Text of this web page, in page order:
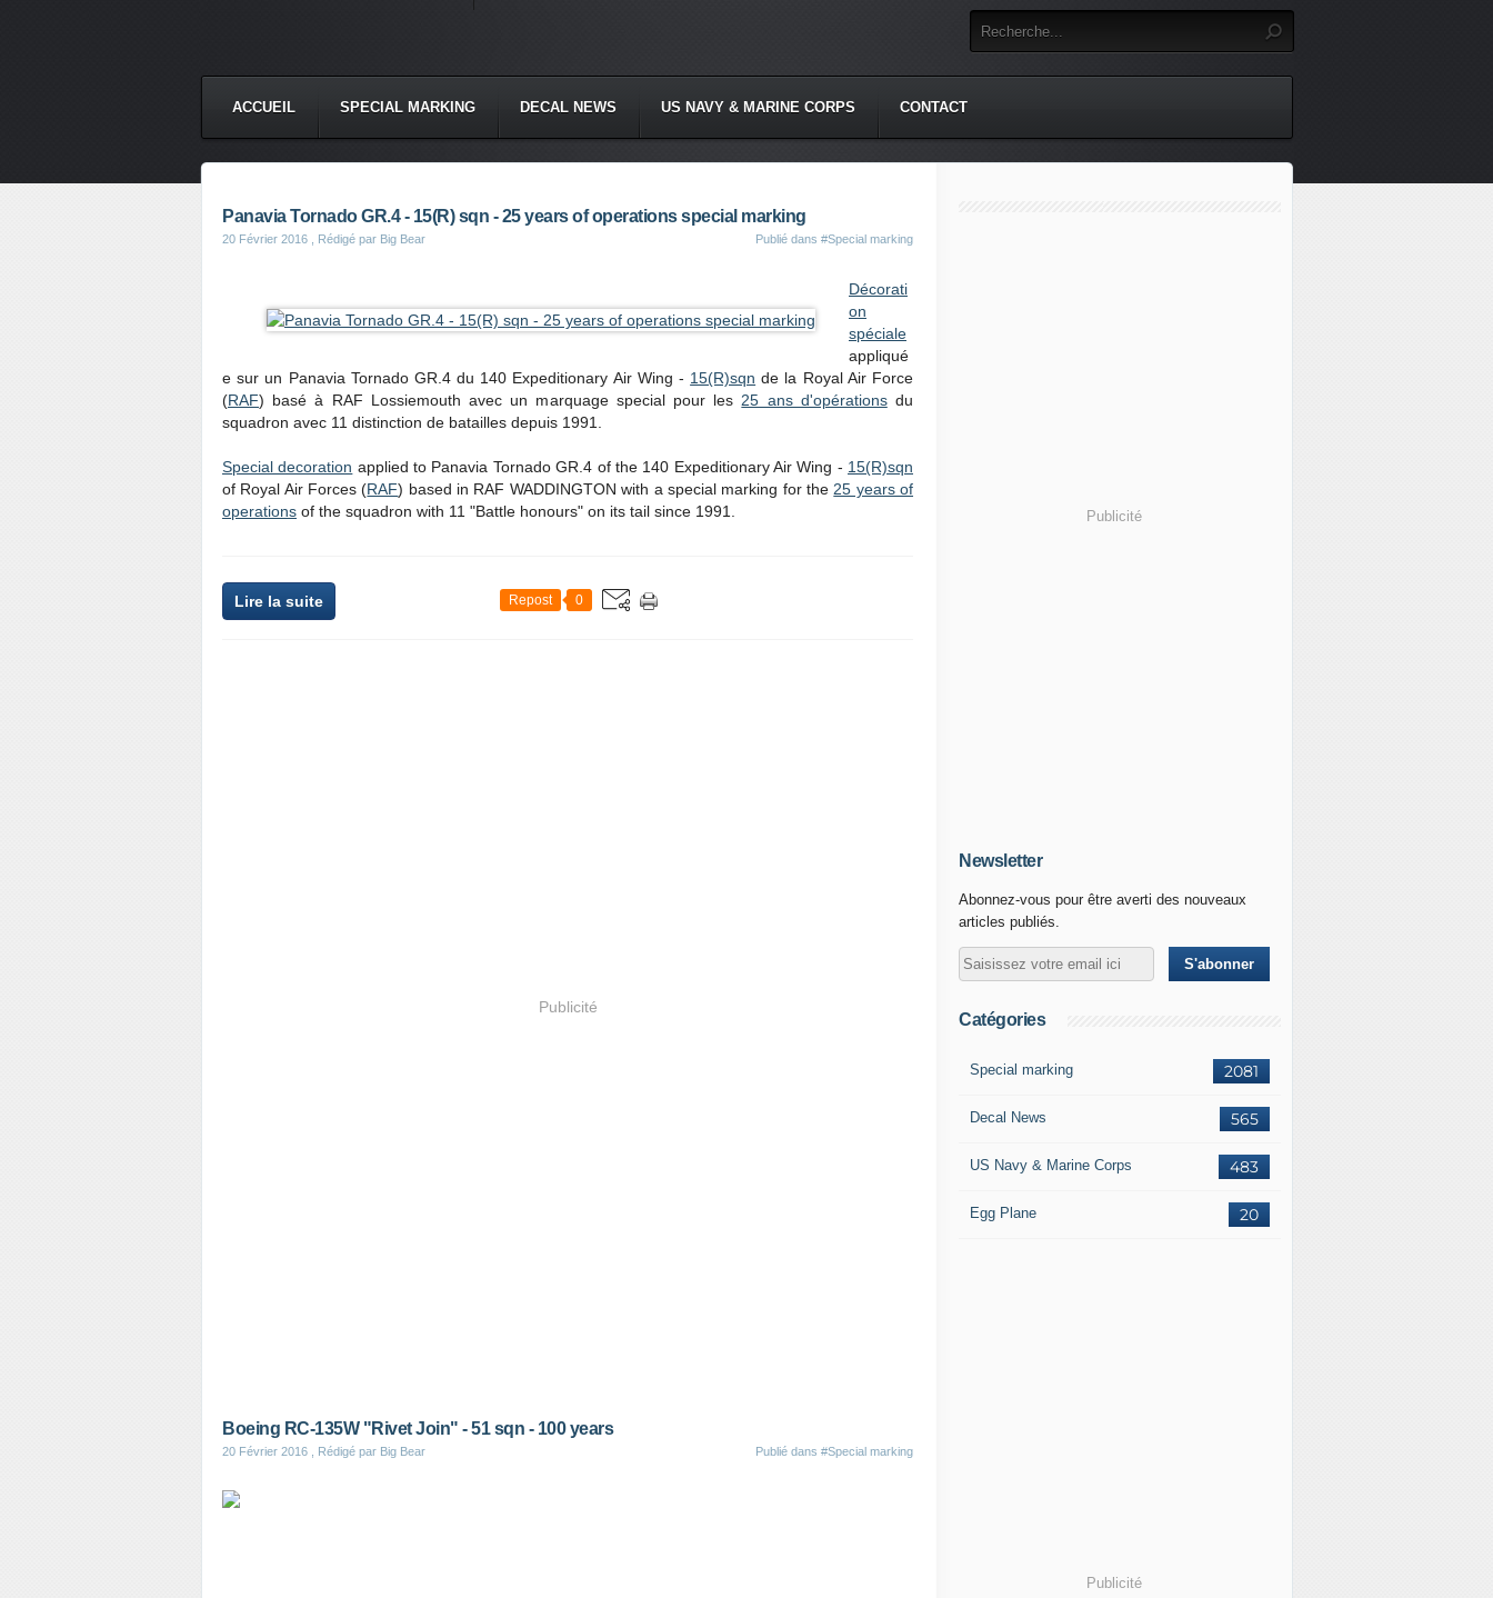
ACCUEIL SPECIAL MARKING DECAL NEWS US NAVY & MARINE CORPS CONTACT
Panavia Tornado GR.4 - 15(R) sqn - 25 years of operations special marking
20 Février 2016 , Rédigé par Big Bear Publié dans #Special marking
Décorati
on
spéciale
appliqué
e sur un Panavia Tornado GR.4 du 140 Expeditionary Air Wing - 15(R)sqn de la Royal Air Force
(RAF) basé à RAF Lossiemouth avec un marquage special pour les 25 ans d'opérationsdu
squadron avec 11 distinction de batailles depuis 1991.
Special decoration applied to Panavia Tornado GR.4 of the 140 Expeditionary Air Wing - 15(R)sqn
of Royal Air Forces (RAF) based in RAF WADDINGTON with a special marking for the 25 years of
operations of the squadron with 11 "Battle honours" on its tail since 1991.
Lire la suite Repost 0
Publicité
Boeing RC-135W "Rivet Join" - 51 sqn - 100 years
20 Février 2016 , Rédigé par Big Bear Publié dans #Special marking
Publicité
Newsletter
Abonnez-vous pour être averti des nouveaux
articles publiés.
Catégories
2081
Special marking
565
Decal News
483
US Navy & Marine Corps
20
Egg Plane
Publicité